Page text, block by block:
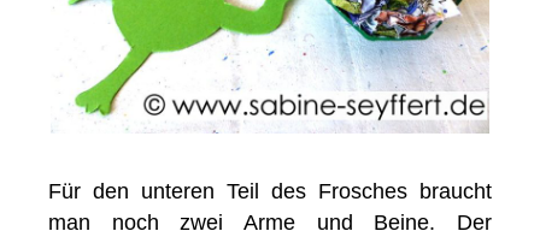
Für den unteren Teil des Frosches braucht
man noch zwei Arme und Beine. Der